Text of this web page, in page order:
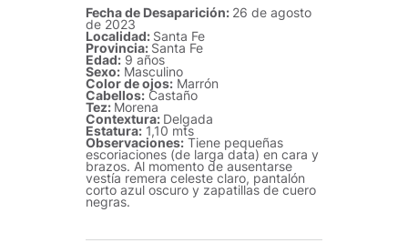
Fecha de Desaparición: 26 de agosto
de 2023
Localidad: Santa Fe
Provincia: Santa Fe
Edad: 9 años
Sexo: Masculino
Color de ojos: Marrón
Cabellos: Castaño
Tez: Morena
Contextura: Delgada
Estatura: 1,10 mts
Observaciones: Tiene pequeñas
escoriaciones (de larga data) en cara y
brazos. Al momento de ausentarse
vestía remera celeste claro, pantalón
corto azul oscuro y zapatillas de cuero
negras.